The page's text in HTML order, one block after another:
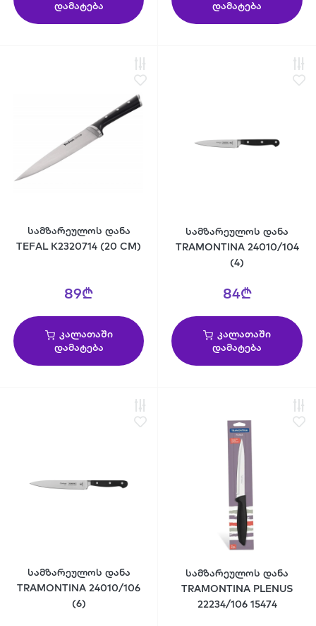
დამატება
დამატება
სამზარეულოს დანა
TEFAL K2320714 (20 CM)
89₾
კალათაში
დამატება
სამზარეულოს დანა
TRAMONTINA 24010/104
(4)
84₾
კალათაში
დამატება
სამზარეულოს დანა
TRAMONTINA 24010/106
(6)
სამზარეულოს დანა
TRAMONTINA PLENUS
22234/106 15474